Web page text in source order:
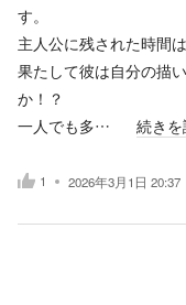
す。
主人公に残された時間は
果たして彼は自分の描
か！？
一人でも多…
続き
1 2026年3月1日 20:37